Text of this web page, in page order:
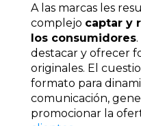
A las marcas les
complejo captar y
los consumidores
destacar y ofrecer
originales. El
formato para
comunicación,
promocionar la